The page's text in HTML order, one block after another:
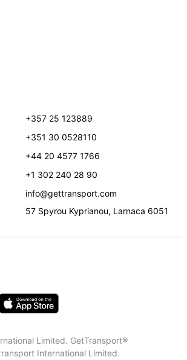
+357 25 123889
+351 30 0528110
+44 20 4577 1766
+1 302 240 28 90
info@gettransport.com
57 Spyrou Kyprianou, Larnaca 6051
Limited. GetTransport®
International Limited.